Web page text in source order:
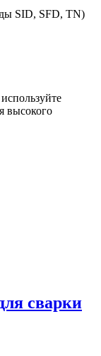
SID, SFD, TN)
высокого
сварки